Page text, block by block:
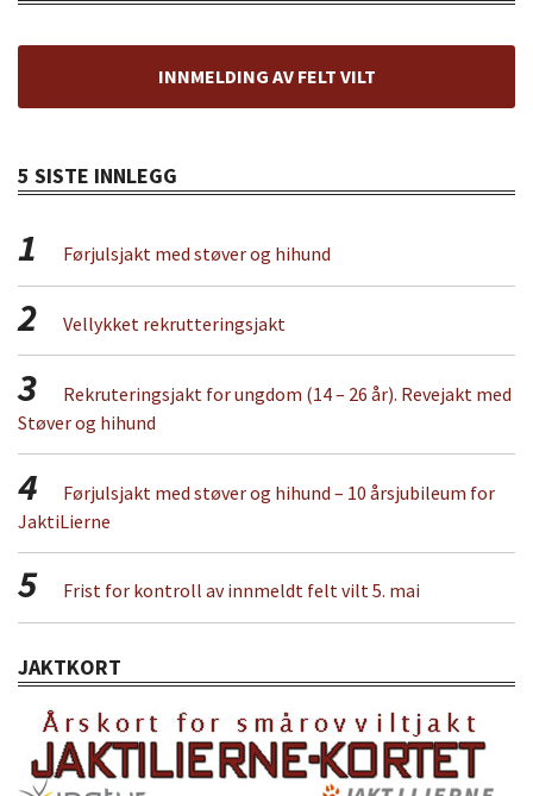
INNMELDING AV FELT VILT
5 SISTE INNLEGG
1 Førjulsjakt med støver og hihund
2 Vellykket rekrutteringsjakt
3
Rekruteringsjakt for ungdom (14 – 26 år). Revejakt med
Støver og hihund
4
Førjulsjakt med støver og hihund – 10 årsjubileum for
JaktiLierne
5 Frist for kontroll av innmeldt felt vilt 5. mai
JAKTKORT